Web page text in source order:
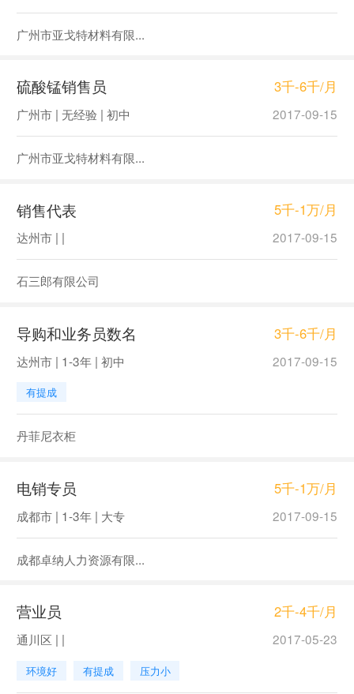
广州市亚戈特材料有限...
硫酸锰销售员 3千-6千/月
广州市 | 无经验 | 初中 2017-09-15
广州市亚戈特材料有限...
销售代表 5千-1万/月
达州市 | | 2017-09-15
石三郎有限公司
导购和业务员数名 3千-6千/月
达州市 | 1-3年 | 初中 2017-09-15
有提成
丹菲尼衣柜
电销专员 5千-1万/月
成都市 | 1-3年 | 大专 2017-09-15
成都卓纳人力资源有限...
营业员 2千-4千/月
通川区 | | 2017-05-23
环境好 有提成 压力小